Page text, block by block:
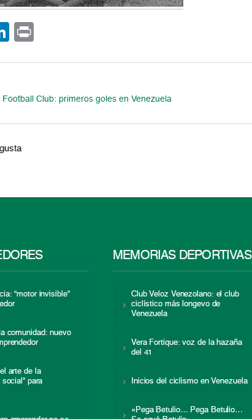
LinkedIn
Club: primeros goles en Venezuela
“motor invisible”
comunidad: nuevo
arte de la
social” para
MEMORIAS DEPORTIVAS
Club Veloz Venezolano: el club
ciclístico más longevo de
Venezuela
Vera Fortique: voz de la hazaña
del 41
Inicios del ciclismo en Venezuela
«Pega Betulio… Pega Betulio…